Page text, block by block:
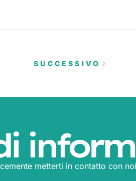
SUCCESSIVO
metterti in contatto con